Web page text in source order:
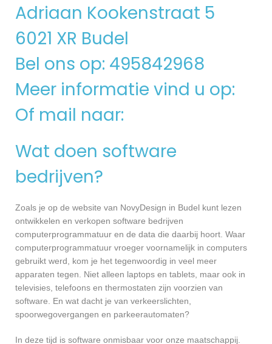
Adriaan Kookenstraat 5
6021 XR Budel
Bel ons op: 495842968
Meer informatie vind u op:
Of mail naar:
Wat doen software
bedrijven?
Zoals je op de website van NovyDesign in Budel kunt lezen
ontwikkelen en verkopen software bedrijven
computerprogrammatuur en de data die daarbij hoort. Waar
computerprogrammatuur vroeger voornamelijk in computers
gebruikt werd, kom je het tegenwoordig in veel meer
apparaten tegen. Niet alleen laptops en tablets, maar ook in
televisies, telefoons en thermostaten zijn voorzien van
software. En wat dacht je van verkeerslichten,
spoorwegovergangen en parkeerautomaten?
In deze tijd is software onmisbaar voor onze maatschappij.